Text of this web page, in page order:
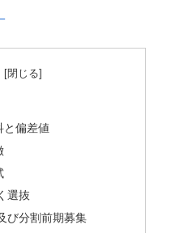
と偏差値
選抜
び分割前期募集